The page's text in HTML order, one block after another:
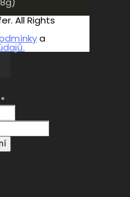
All Rights
a
*